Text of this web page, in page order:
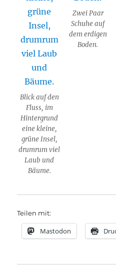
Blick auf den
Fluss, im
Hintergrund
eine kleine,
grüne Insel,
drumrum viel
Laub und
Bäume.
Zwei Paar
Schuhe auf
dem erdigen
Boden.
Teilen mit:
Mastodon